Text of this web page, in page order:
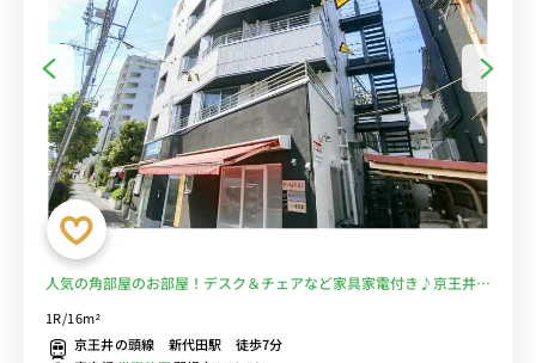
人気の角部屋のお部屋！デスク＆チェアなど家具家電付き♪京王井の
頭線 新代田駅 徒歩7分。明大前まで乗り換えなし・下北沢駅まで徒
歩圏内■選べるWi-Fi格安レンタル中！
1R/16m²
京王井の頭線 新代田駅 徒歩7分